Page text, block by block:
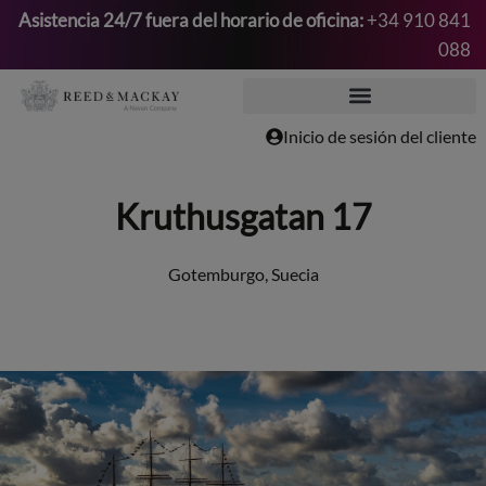
contenido
Asistencia 24/7 fuera del horario de oficina:+34 910 841
088
Inicio de sesión del cliente
Kruthusgatan 17
Gotemburgo, Suecia